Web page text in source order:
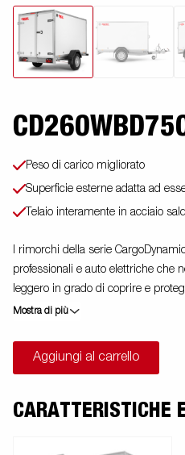
Peso di carico migliorato
Superficie esterne adatta ad
Telaio interamente in acciaio
I rimorchi della serie
professionali e auto elettriche che
leggero in grado di coprire e
offre un'elevata capacità di carico.
con un moderno materiale a nido
disponibili dotate di porte o
l'uso del rimorchio.Le immagini
Mostra di più
Aggiungi al carrello
CARATTERISTICHE